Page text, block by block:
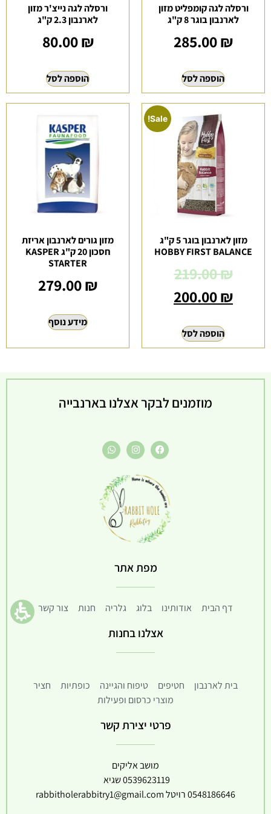
ורסלה לגה קומפליט מזון
לארנבון בוגר 8 ק"ג
285.00₪
הוספה לסל
ורסלה לגה נייצ'ר מזון
לארנבון 2.3 ק"ג
80.00₪
הוספה לסל
Sale!
מזון לארנבון בוגר 5 ק"ג
HOBBY FIRST BALANCE
219.00₪
200.00₪
הקודםהוספה לסל
מזון גורים לארנבון אריזת
חסכון 20 ק"ג KASPER
STARTER
279.00₪
מידע נוסף
מוזמנים לבקר אצלנו בארנבייה
מפת אתר
דף הבית אודותינו בלוג גלריה חנות צור קשר
אצלנו בחנות
בית לארנבון חטיפים טיפוח והגיינה כופתיות
חציר
מוצרי כרסום ופעילות
פרטי יצירת קשר
מושב אליקים
0539623119שגיא
0548186646רויטלrabbitholerabbitry1@gmail.com